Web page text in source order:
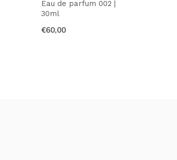
Eau de parfum 002 |
30ml
€60,00